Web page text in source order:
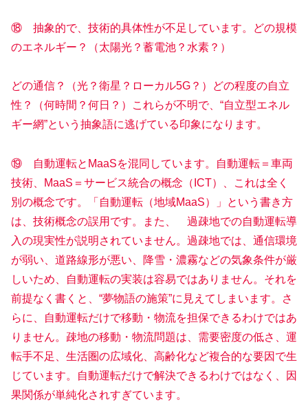
⑱ 抽象的で、技術的具体性が不足しています。どの規模
のエネルギー？（太陽光？蓄電池？水素？）
どの通信？（光？衛星？ローカル5G？）どの程度の自立
性？（何時間？何日？）これらが不明で、“自立型エネル
ギー網”という抽象語に逃げている印象になります。
⑲ 自動運転とMaaSを混同しています。自動運転＝車両
技術、MaaS＝サービス統合の概念（ICT）、これは全く
別の概念です。「自動運転（地域MaaS）」という書き方
は、技術概念の誤用です。また、 過疎地での自動運転導
入の現実性が説明されていません。過疎地では、通信環境
が弱い、道路線形が悪い、降雪・濃霧などの気象条件が厳
しいため、自動運転の実装は容易ではありません。それを
前提なく書くと、“夢物語の施策”に見えてしまいます。さ
らに、自動運転だけで移動・物流を担保できるわけではあ
りません。疎地の移動・物流問題は、需要密度の低さ、運
転手不足、生活圏の広域化、高齢化など複合的な要因で生
じています。自動運転だけで解決できるわけではなく、因
果関係が単純化されすぎています。